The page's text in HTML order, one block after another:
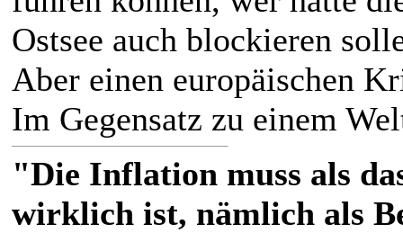
Ostsee auch blockieren
Aber einen europäischen
Im Gegensatz zu einem
"Die Inflation muss als
wirklich ist, nämlich als